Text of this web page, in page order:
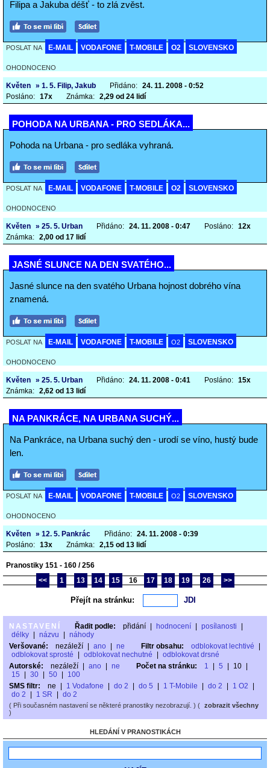
Filipa a Jakuba déšť - to zlá zvěst.
POSLAT NA E-MAIL VODAFONE T-MOBILE O2 SLOVENSKO
OHODNOCENO
Květen » 1. 5. Filip, Jakub Přidáno: 24. 11. 2008 - 0:52
Posláno: 17x Známka: 2,29 od 24 lidí
POHODA NA URBANA - PRO SEDLÁKA...
Pohoda na Urbana - pro sedláka vyhraná.
POSLAT NA E-MAIL VODAFONE T-MOBILE O2 SLOVENSKO
OHODNOCENO
Květen » 25. 5. Urban Přidáno: 24. 11. 2008 - 0:47 Posláno: 12x
Známka: 2,00 od 17 lidí
JASNÉ SLUNCE NA DEN SVATÉHO...
Jasné slunce na den svatého Urbana hojnost dobrého vína
znamená.
POSLAT NA E-MAIL VODAFONE T-MOBILE O2 SLOVENSKO
OHODNOCENO
Květen » 25. 5. Urban Přidáno: 24. 11. 2008 - 0:41 Posláno: 15x
Známka: 2,62 od 13 lidí
NA PANKRÁCE, NA URBANA SUCHÝ...
Na Pankráce, na Urbana suchý den - urodí se víno, hustý bude
len.
POSLAT NA E-MAIL VODAFONE T-MOBILE O2 SLOVENSKO
OHODNOCENO
Květen » 12. 5. Pankrác Přidáno: 24. 11. 2008 - 0:39
Posláno: 13x Známka: 2,15 od 13 lidí
Pranostiky 151 - 160 / 256
<<
1 13 14 15 16 17 18 19 26 >>
Přejít na stránku:
NASTAVENÍ Řadit podle: přidání hodnocení posílanosti
délky
názvu
náhody
Veršované:
nezáleží ano ne Filtr obsahu: odblokovat lechtivé
odblokovat sprosté
odblokovat nechutné
odblokovat drsné
Autorské:
nezáleží ano ne Počet na stránku: 1 5 10
15
30 50
100
SMS filtr:
ne 1 Vodafone do 2 do 5 1 T-Mobile do 2 1 O2
do 2
1 SR do 2
( Při současném nastavení se některé pranostiky nezobrazují. ) ( zobrazit všechny
)
HLEDÁNÍ V PRANOSTIKÁCH